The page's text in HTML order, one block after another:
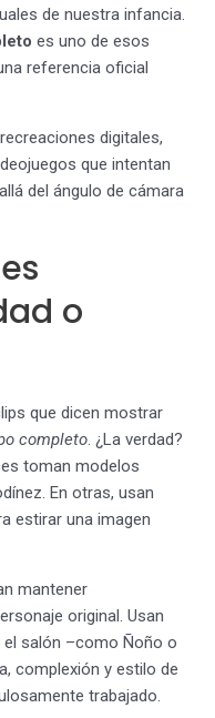
de nuestra infancia.
es uno de esos
referencia oficial
digitales,
que intentan
del ángulo de cámara
o
que dicen mostrar
completo. ¿La verdad?
toman modelos
En otras, usan
estirar una imagen
mantener
original. Usan
salón –como Ñoño o
complexión y estilo de
trabajado.